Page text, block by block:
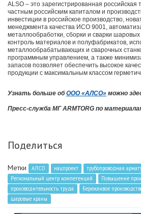
ALSO – это зарегистрированная российская
частным российским капиталом и
инвестиции в российское производство,
менеджмента качества ИСО 9001,
металлообработки, сборки и сварки
контроль материалов и полуфабрикатов,
металлообрабатывающих и сварочных
программным управлением, а также
запасов позволяет обеспечить высокое
продукции с максимальным классом
Узнать больше обООО «АЛСО» можно
Пресс-служба МГ ARMTORG по
Поделиться
Метки АЛСО нацпроект
трубопроводная
Региональный центр компетенций
Повышение
производительность труда
Бережливое
шаровые краны